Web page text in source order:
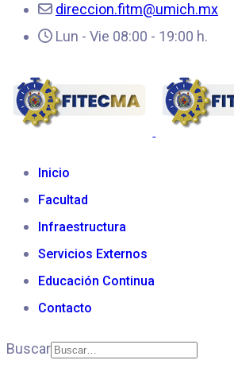
direccion.fitm@umich.mx
Lun - Vie 08:00 - 19:00 h.
Inicio
Facultad
Infraestructura
Servicios Externos
Educación Continua
Contacto
Buscar